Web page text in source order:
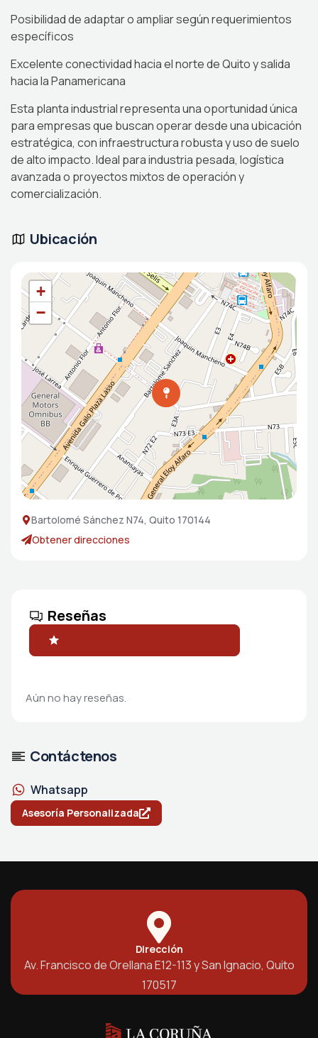
Posibilidad de adaptar o ampliar según requerimientos
específicos
Excelente conectividad hacia el norte de Quito y salida
hacia la Panamericana
Esta planta industrial representa una oportunidad única
para empresas que buscan operar desde una ubicación
estratégica, con infraestructura robusta y uso de suelo
de alto impacto. Ideal para industria pesada, logística
avanzada o proyectos mixtos de operación y
comercialización.
Ubicación
+
−
Bartolomé Sánchez N74, Quito 170144
Obtener direcciones
Reseñas
Aún no hay reseñas.
Contáctenos
Whatsapp
Asesoría Personalizada
Dirección
Av. Francisco de Orellana E12-113 y San Ignacio, Quito
170517